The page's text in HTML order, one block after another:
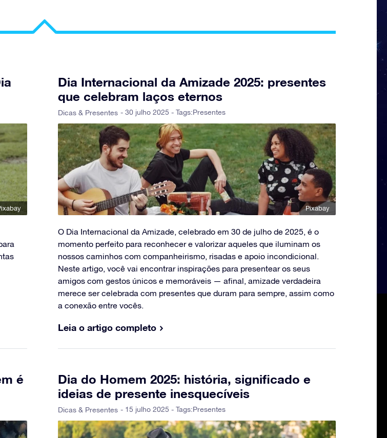
Dia Internacional da Amizade 2025: presentes
que celebram laços eternos
Dicas & Presentes - 30 julho 2025 - Tags:Presentes
Pixabay
O Dia Internacional da Amizade, celebrado em 30 de julho de 2025, é o
momento perfeito para reconhecer e valorizar aqueles que iluminam os
nossos caminhos com companheirismo, risadas e apoio incondicional.
Neste artigo, você vai encontrar inspirações para presentear os seus
amigos com gestos únicos e memoráveis — afinal, amizade verdadeira
merece ser celebrada com presentes que duram para sempre, assim como
a conexão entre vocês.
Leia o artigo completo
é
Dia do Homem 2025: história, significado e
ideias de presente inesquecíveis
Dicas & Presentes - 15 julho 2025 - Tags:Presentes